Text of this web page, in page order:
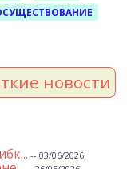
новости
-- 03/06/2026